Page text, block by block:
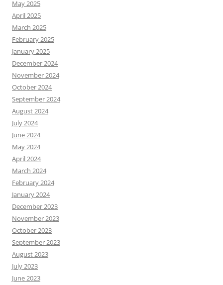
May 2025
April 2025
March 2025
February 2025
January 2025
December 2024
November 2024
October 2024
September 2024
August 2024
July 2024
June 2024
May 2024
April 2024
March 2024
February 2024
January 2024
December 2023
November 2023
October 2023
September 2023
August 2023
July 2023
June 2023